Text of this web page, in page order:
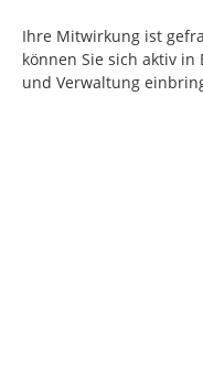
Ihre Mitwirkung ist
können Sie sich aktiv in
und Verwaltung